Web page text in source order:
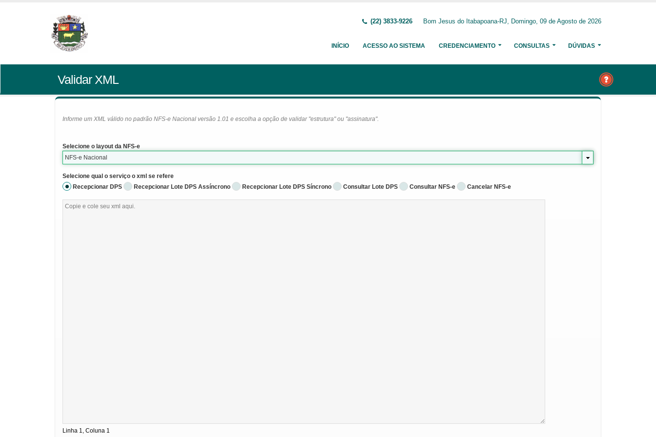
(22) 3833-9226 Bom Jesus do Itabapoana-RJ, Domingo, 09 de Agosto de 2026
INÍCIO ACESSO AO SISTEMA CREDENCIAMENTO CONSULTAS DÚVIDAS
Validar XML
Informe um XML válido no padrão NFS-e Nacional versão 1.01 e escolha a opção de validar "estrutura" ou "assinatura".
Selecione o layout da NFS-e
NFS-e Nacional
Selecione qual o serviço o xml se refere
Recepcionar DPS
Recepcionar Lote DPS Assíncrono Recepcionar Lote DPS Síncrono Consultar Lote DPS Consultar NFS-e Cancelar NFS-e
Linha 1, Coluna 1